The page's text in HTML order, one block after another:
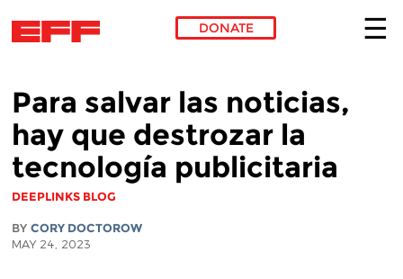
DONATE
Para salvar las noticias,
hay que destrozar la
tecnología publicitaria
DEEPLINKS BLOG
BY CORY DOCTOROW
MAY 24, 2023